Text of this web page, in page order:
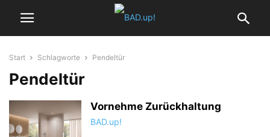
Start Schlagworte Pendeltür
Pendeltür
Vornehme Zurückhaltung
BAD.up!